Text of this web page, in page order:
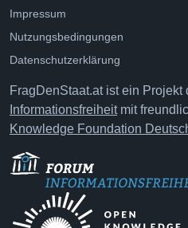
Impressum
Nutzungsbedingungen
Datenschutzerklärung
FragDenStaat.at ist ein Projekt
Informationsfreiheitmit
Knowledge Foundation